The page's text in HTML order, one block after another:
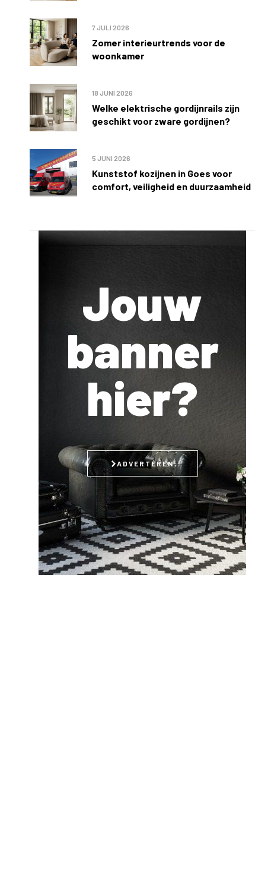
Zomer interieurtrends voor de
woonkamer
7 JULI 2026
Welke elektrische gordijnrails zijn
geschikt voor zware gordijnen?
18 JUNI 2026
Kunststof kozijnen in Goes voor
comfort, veiligheid en duurzaamheid
5 JUNI 2026
Jouw
banner
hier?
ADVERTEREN